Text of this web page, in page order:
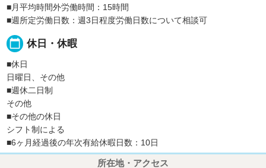
■月平均時間外労働時間：15時間
■週所定労働日数：週3日程度労働日数について相談可
calendar_today 休日・休暇
■休日
日曜日、その他
■週休二日制
その他
■その他の休日
シフト制による
■6ヶ月経過後の年次有給休暇日数：10日
所在地・アクセス